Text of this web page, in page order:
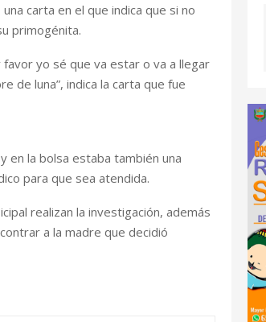
carta en el que indica que si no
primogénita.
yo sé que va estar o va a llegar
de luna”, indica la carta que fue
en la bolsa estaba también una
para que sea atendida.
realizan la investigación, además
a la madre que decidió